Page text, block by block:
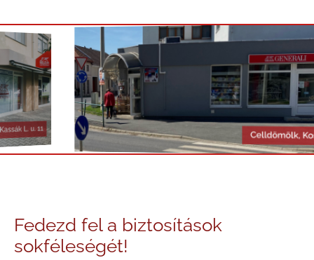
Fedezd fel a biztosítások
sokféleségét!